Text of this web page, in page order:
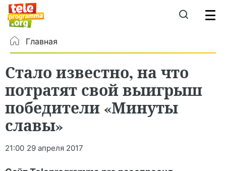
Главная
Стало известно, на что
потратят свой выигрыш
победители «Минуты
славы»
21:00 29 апреля 2017